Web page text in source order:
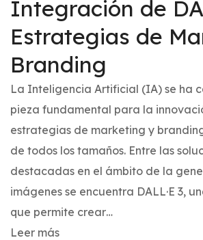
Integración de
Estrategias de
Branding
La Inteligencia Artificial (IA) se ha
pieza fundamental para la
estrategias de marketing y
de todos los tamaños. Entre las
destacadas en el ámbito de la
imágenes se encuentra DALL·E 3,
que permite crear…
Leer más